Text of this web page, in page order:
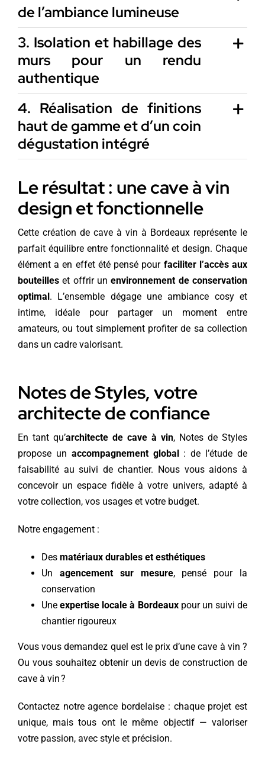
de l’ambiance lumineuse
3. Isolation et habillage des
murs pour un rendu
authentique
4. Réalisation de finitions
haut de gamme et d’un coin
dégustation intégré
Le résultat : une cave à vin
design et fonctionnelle
Cette création de cave à vin à Bordeaux représente le
parfait équilibre entre fonctionnalité et design. Chaque
élément a en effet été pensé pour faciliter l’accès aux
bouteilleset offrir unenvironnement de conservation
optimal . L’ensemble dégage une ambiance cosy et
intime, idéale pour partager un moment entre
amateurs, ou tout simplement profiter de sa collection
dans un cadre valorisant.
Notes de Styles, votre
architecte de confiance
En tant qu’architecte de cave à vin, Notes de Styles
propose un accompagnement global
: de l’étude de
faisabilité au suivi de chantier. Nous vous aidons à
concevoir un espace fidèle à votre univers, adapté à
votre collection, vos usages et votre budget.
Notre engagement :
Des matériaux durables et esthétiques
Un agencement sur mesure, pensé pour la
conservation
Uneexpertise locale à Bordeauxpour un suivi de
chantier rigoureux
Vous vous demandez quel est le prix d’une cave à vin ?
Ou vous souhaitez obtenir un devis de construction de
cave à vin ?
Contactez notre agence bordelaise : chaque projet est
unique, mais tous ont le même objectif — valoriser
votre passion, avec style et précision.